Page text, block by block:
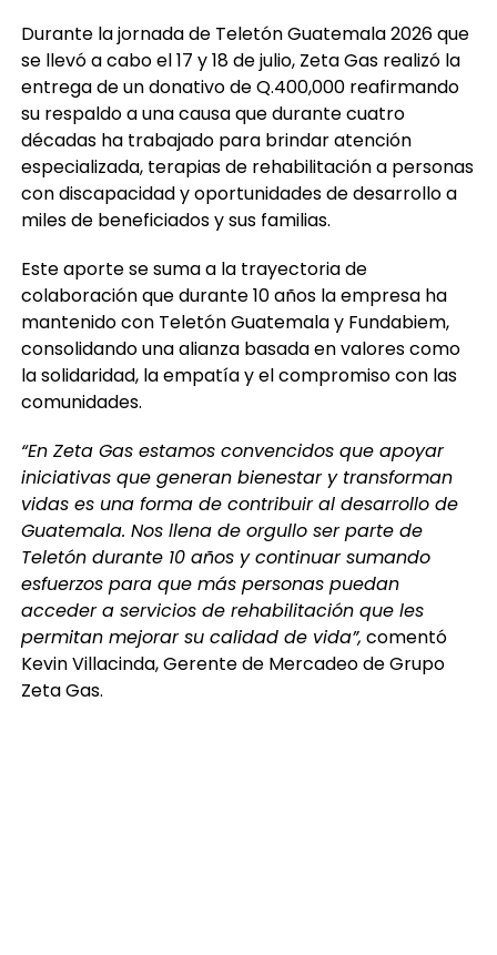
Durante la jornada de Teletón Guatemala 2026 que
se llevó a cabo el 17 y 18 de julio, Zeta Gas realizó la
entrega de un donativo de Q.400,000 reafirmando
su respaldo a una causa que durante cuatro
décadas ha trabajado para brindar atención
especializada, terapias de rehabilitación a personas
con discapacidad y oportunidades de desarrollo a
miles de beneficiados y sus familias.
Este aporte se suma a la trayectoria de
colaboración que durante 10 años la empresa ha
mantenido con Teletón Guatemala y Fundabiem,
consolidando una alianza basada en valores como
la solidaridad, la empatía y el compromiso con las
comunidades.
“En Zeta Gas estamos convencidos que apoyar
iniciativas que generan bienestar y transforman
vidas es una forma de contribuir al desarrollo de
Guatemala. Nos llena de orgullo ser parte de
Teletón durante 10 años y continuar sumando
esfuerzos para que más personas puedan
acceder a servicios de rehabilitación que les
permitan mejorar su calidad de vida”, comentó
Kevin Villacinda, Gerente de Mercadeo de Grupo
Zeta Gas.